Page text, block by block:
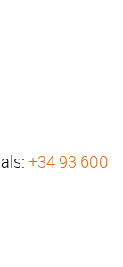
+34 93 600